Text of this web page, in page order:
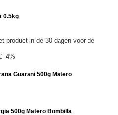
0.5kg
product in de 30 dagen voor de
-4%
Guarani 500g Matero
500g Matero Bombilla